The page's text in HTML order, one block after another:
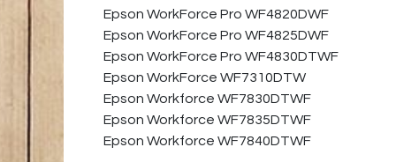
Epson WorkForce Pro WF4820DWF​
Epson WorkForce Pro WF4825DWF​
Epson WorkForce Pro WF4830DTWF
Epson WorkForce WF7310DTW​
Epson Workforce WF7830DTWF​
Epson Workforce WF7835DTWF​
Epson Workforce WF7840DTWF​